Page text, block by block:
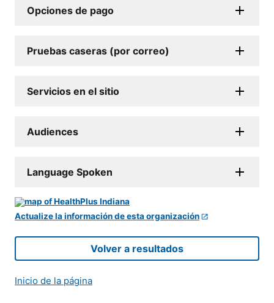
Opciones de pago
Pruebas caseras (por correo)
Servicios en el sitio
Audiences
Language Spoken
Actualize la información de esta organización
Volver a resultados
Inicio de la página